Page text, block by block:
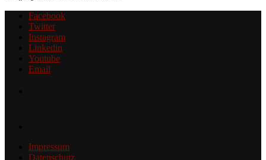
Facebook
Twitter
Instagram
Linkedin
Youtube
Email
Impressum
Datenschutz